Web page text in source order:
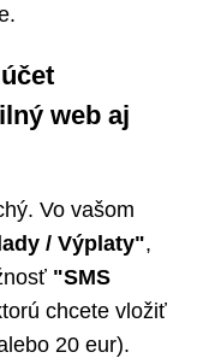
web aj
Vo vašom
/ Výplaty",
"SMS
chcete vložiť
20 eur).